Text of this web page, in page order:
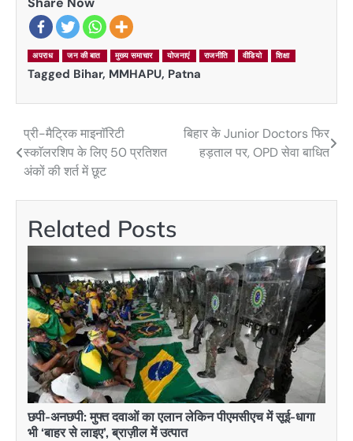
अपराध जन की बात मुख्य समाचार योजनाएं राजनीति वीडियो शिक्षा
Tagged Bihar, MMHAPU, Patna
Post
navigation
प्री-मैट्रिक माइनाॅरिटी
स्काॅलरशिप के लिए 50 प्रतिशत
अंकों की शर्त में छूट
बिहार के Junior Doctors फिर
हड़ताल पर, OPD सेवा बाधित
Related Posts
छपी-अनछपी: मुफ्त दवाओं का एलान लेकिन पीएमसीएच में सूई-धागा
भी ‘बाहर से लाइए’, ब्राज़ील में उत्पात